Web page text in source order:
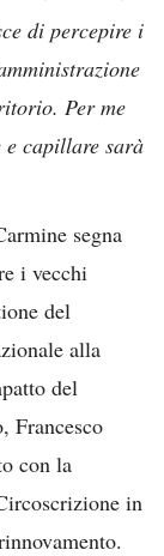
di percepire i
Per me
e capillare sarà
segna
i vecchi
del
alla
del
Francesco
con la
in